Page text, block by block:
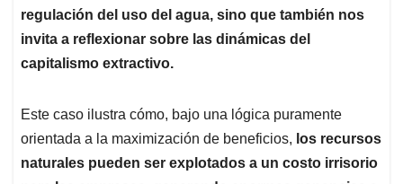
regulación del uso del agua, sino que también nos
invita a reflexionar sobre las dinámicas del
capitalismo extractivo.
Este caso ilustra cómo, bajo una lógica puramente
orientada a la maximización de beneficios, los recursos
naturales pueden ser explotados a un costo irrisorio